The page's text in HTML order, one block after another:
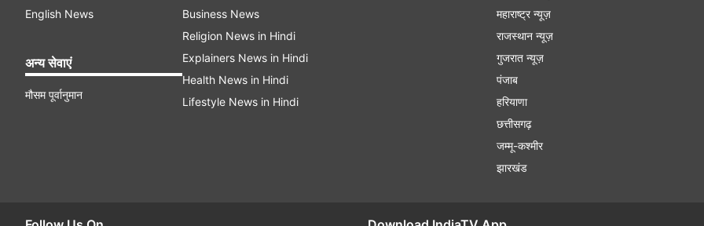
English News
अन्य सेवाएं
मौसम पूर्वानुमान
Business News
Religion News in Hindi
Explainers News in Hindi
Health News in Hindi
Lifestyle News in Hindi
महाराष्ट्र न्यूज़
राजस्थान न्यूज़
गुजरात न्यूज़
पंजाब
हरियाणा
छत्तीसगढ़
जम्मू-कश्मीर
झारखंड